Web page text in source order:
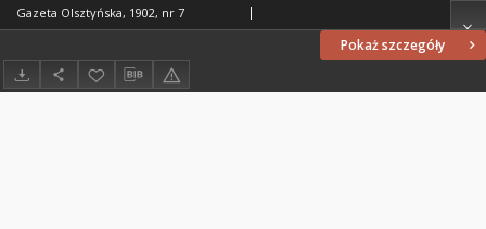
Pokaż szczegóły
Gazeta Olsztyńska, 1902, nr 7